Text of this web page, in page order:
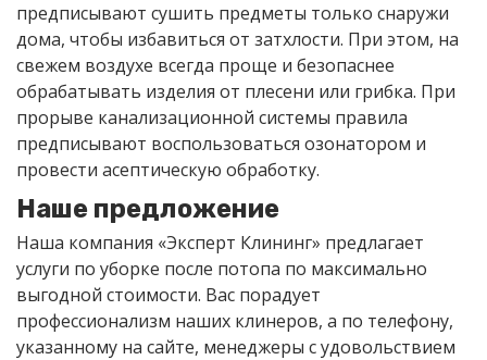
предписывают сушить предметы только снаружи
дома, чтобы избавиться от затхлости. При этом, на
свежем воздухе всегда проще и безопаснее
обрабатывать изделия от плесени или грибка. При
прорыве канализационной системы правила
предписывают воспользоваться озонатором и
провести асептическую обработку.
Наше предложение
Наша компания «Эксперт Клининг» предлагает
услуги по уборке после потопа по максимально
выгодной стоимости. Вас порадует
профессионализм наших клинеров, а по телефону,
указанному на сайте, менеджеры с удовольствием